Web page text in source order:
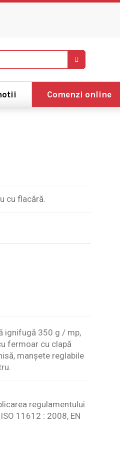
Comenzi online
cu flacără.
ignifugă 350 g / mp,
fermoar cu clapă
manșete reglabile
regulamentului
11612 : 2008, EN